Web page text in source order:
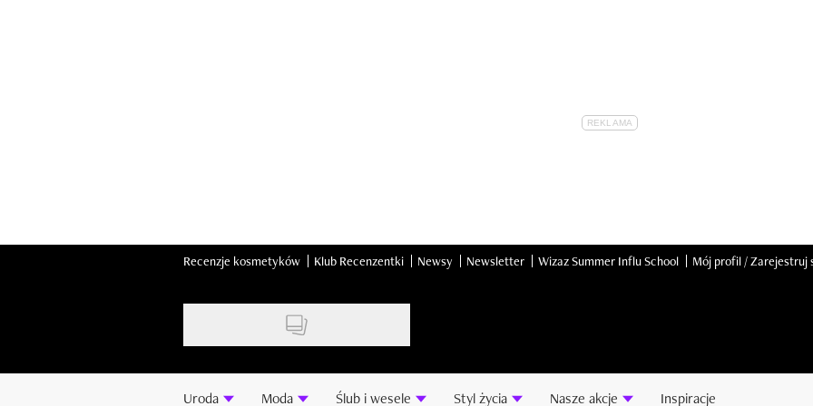
Recenzje kosmetyków Klub Recenzentki Newsy Newsletter Wizaz Summer Influ School Mój profil / Zarejestruj
Uroda Moda Ślub i wesele Styl życia Nasze akcje Inspiracje